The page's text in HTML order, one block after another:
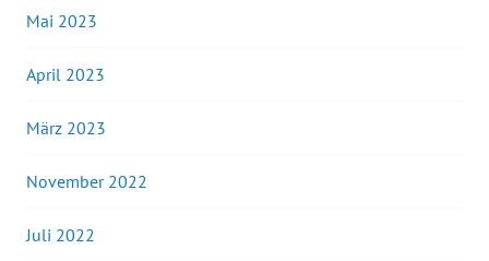
Mai 2023
April 2023
März 2023
November 2022
Juli 2022